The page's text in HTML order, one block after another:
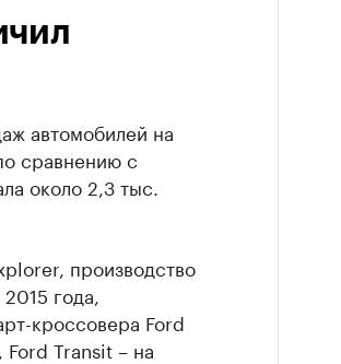
автомобилей на
сравнению с
около 2,3 тыс.
производство
года,
кроссовера Ford
Ford Transit – на